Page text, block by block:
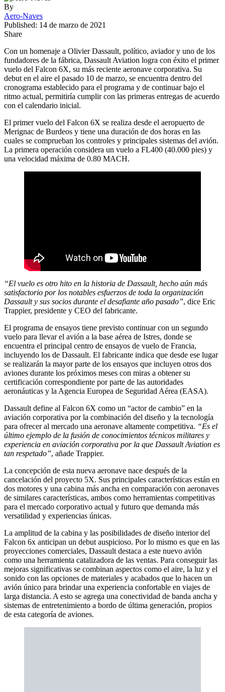
By
Aero-Naves
Published: 14 de marzo de 2021
Share
Con un homenaje a Olivier Dassault, político, aviador y uno de los
fundadores de la fábrica, Dassault Aviation logra con éxito el primer
vuelo del Falcon 6X, su más reciente aeronave corporativa. Su
debut en el aire el pasado 10 de marzo, se encuentra dentro del
cronograma establecido para el programa y de continuar bajo el
ritmo actual, permitiría cumplir con las primeras entregas de acuerdo
con el calendario inicial.
El primer vuelo del Falcon 6X se realiza desde el aeropuerto de
Merignac de Burdeos y tiene una duración de dos horas en las
cuales se comprueban los controles y principales sistemas del avión.
La primera operación considera un vuelo a FL400 (40.000 pies) y
una velocidad máxima de 0.80 MACH.
“El vuelo es otro hito en la historia de Dassault, hecho aún más
satisfactorio por los notables esfuerzos de toda la organización
Dassault y sus socios durante el desafiante año pasado”, dice Eric
Trappier, presidente y CEO del fabricante.
El programa de ensayos tiene previsto continuar con un segundo
vuelo para llevar el avión a la base aérea de Istres, donde se
encuentra el principal centro de ensayos de vuelo de Francia,
incluyendo los de Dassault. El fabricante indica que desde ese lugar
se realizarán la mayor parte de los ensayos que incluyen otros dos
aviones durante los próximos meses con miras a obtener su
certificación correspondiente por parte de las autoridades
aeronáuticas y la Agencia Europea de Seguridad Aérea (EASA).
Dassault define al Falcon 6X como un “actor de cambio” en la
aviación corporativa por la combinación del diseño y la tecnología
para ofrecer al mercado una aeronave altamente competitiva. “Es el
último ejemplo de la fusión de conocimientos técnicos militares y
experiencia en aviación corporativa por la que Dassault Aviation es
tan respetado”, añade Trappier.
La concepción de esta nueva aeronave nace después de la
cancelación del proyecto 5X. Sus principales características están en
dos motores y una cabina más ancha en comparación con aeronaves
de similares características, ambos como herramientas competitivas
para el mercado corporativo actual y futuro que demanda más
versatilidad y experiencias únicas.
La amplitud de la cabina y las posibilidades de diseño interior del
Falcon 6x anticipan un debut auspicioso. Por lo mismo es que en las
proyecciones comerciales, Dassault destaca a este nuevo avión
como una herramienta catalizadora de las ventas. Para conseguir las
mejoras significativas se combinan aspectos como el aire, la luz y el
sonido con las opciones de materiales y acabados que lo hacen un
avión único para brindar una experiencia confortable en viajes de
larga distancia. A esto se agrega una conectividad de banda ancha y
sistemas de entretenimiento a bordo de última generación, propios
de esta categoría de aviones.